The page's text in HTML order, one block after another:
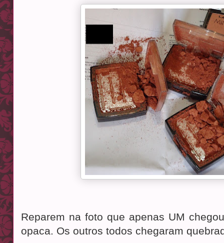
Reparem na foto que apenas UM
opaca. Os outros todos chegaram